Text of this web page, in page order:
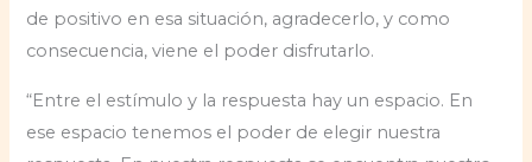
de positivo en esa situación, agradecerlo, y como
consecuencia, viene el poder disfrutarlo.
“Entre el estímulo y la respuesta hay un espacio. En
ese espacio tenemos el poder de elegir nuestra